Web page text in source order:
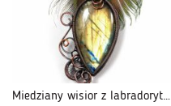
Miedziany wisior z labradorytem orange